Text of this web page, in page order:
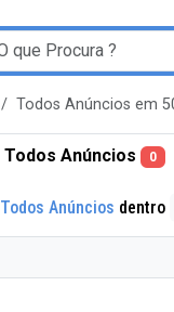
Todos Anúncios em
Todos Anúncios 0
Todos Anúncios dentro